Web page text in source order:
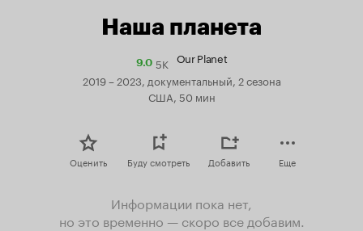
Наша планета
9.0Рейтинг
9.0
5K Our Planet
2019 – 2023, документальный, 2 сезона
США, 50 мин
Оценить Буду смотреть Добавить Еще
Информации пока нет,
но это временно — скоро все добавим.